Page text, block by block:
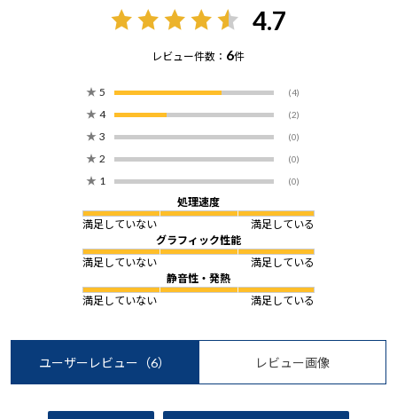
4.7
レビュー件数： 6件
★ 5 (4)
★ 4 (2)
★ 3 (0)
★ 2 (0)
★ 1 (0)
処理速度
満足していない
満足している
グラフィック性能
満足していない
満足している
静音性・発熱
満足していない
満足している
ユーザーレビュー （6） レビュー画像